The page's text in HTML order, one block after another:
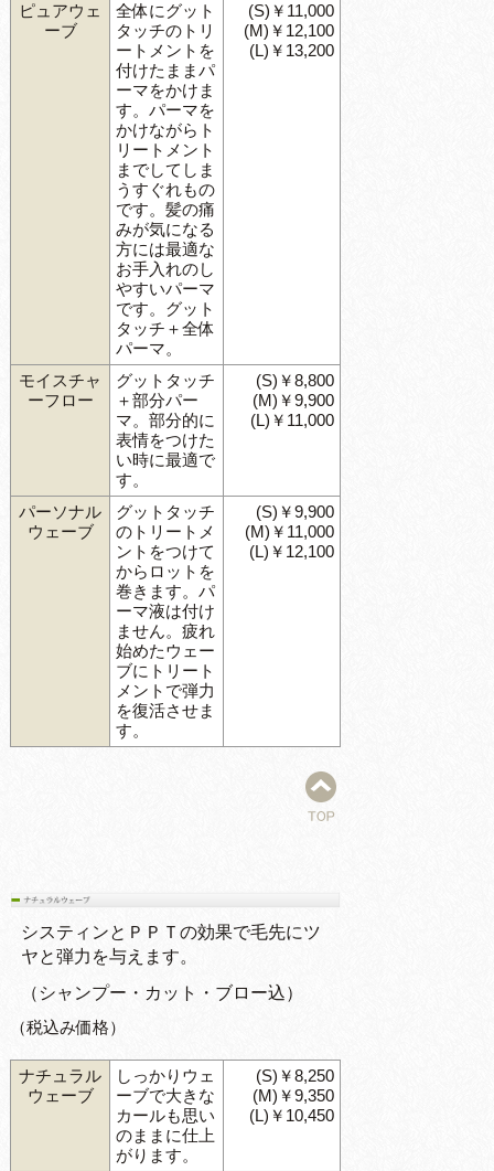
ピュアウェ
ーブ
全体にグット
タッチのトリ
ートメントを
付けたままパ
ーマをかけま
す。パーマを
かけながらト
リートメント
までしてしま
うすぐれもの
です。髪の痛
みが気になる
方には最適な
お手入れのし
やすいパーマ
です。グット
タッチ＋全体
パーマ。
(S)￥11,000
(M)￥12,100
(L)￥13,200
モイスチャ
ーフロー
グットタッチ
＋部分パー
マ。部分的に
表情をつけた
い時に最適で
す。
(S)￥8,800
(M)￥9,900
(L)￥11,000
パーソナル
ウェーブ
グットタッチ
のトリートメ
ントをつけて
からロットを
巻きます。パ
ーマ液は付け
ません。疲れ
始めたウェー
ブにトリート
メントで弾力
を復活させま
す。
(S)￥9,900
(M)￥11,000
(L)￥12,100
システィンとＰＰＴの効果で毛先にツ
ヤと弾力を与えます。
（シャンプー・カット・ブロー込）
（税込み価格）
ナチュラル
ウェーブ
しっかりウェ
ーブで大きな
カールも思い
のままに仕上
がります。
(S)￥8,250
(M)￥9,350
(L)￥10,450